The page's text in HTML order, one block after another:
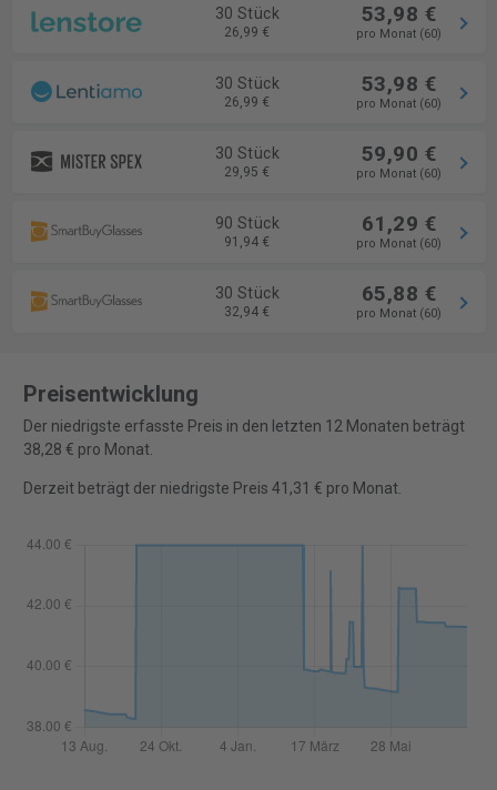
30 Stück
26,99 €
53,98 €
pro Monat (60)
30 Stück
26,99 €
53,98 €
pro Monat (60)
30 Stück
29,95 €
59,90 €
pro Monat (60)
90 Stück
91,94 €
61,29 €
pro Monat (60)
30 Stück
32,94 €
65,88 €
pro Monat (60)
Preisentwicklung
Der niedrigste erfasste Preis in den letzten 12 Monaten beträgt
38,28 € pro Monat.
Derzeit beträgt der niedrigste Preis 41,31 € pro Monat.